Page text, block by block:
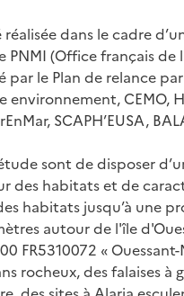
dans le cadre
PNMI (Office français de
par le Plan de relance
environnement, CEMO,
SCAPH’EUSA,
sont de disposer
des habitats et de
habitats jusqu’à une
autour de l'île
FR5310072 « Ouessant-
rocheux, des falaises à